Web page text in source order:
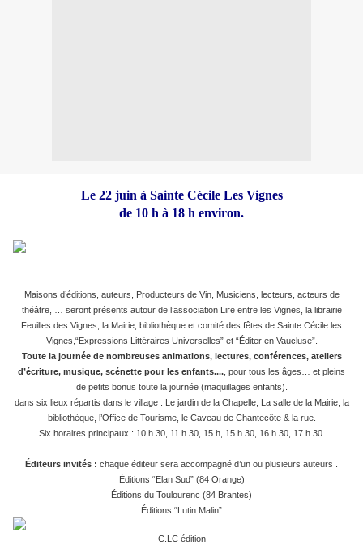
Le 22 juin à Sainte Cécile Les Vignes
de 10 h à 18 h environ.
Maisons d’éditions, auteurs, Producteurs de Vin, Musiciens, lecteurs, acteurs de
théâtre, … seront présents autour de l’association Lire entre les Vignes, la librairie
Feuilles des Vignes, la Mairie, bibliothèque et comité des fêtes de Sainte Cécile les
Vignes, “Expressions Littéraires Universelles” et “Éditer en Vaucluse”.
Toute la journée de nombreuses animations, lectures, conférences, ateliers
d’écriture, musique, scénette pour les enfants.... , pour tous les âges… et pleins
de petits bonus toute la journée (maquillages enfants).
dans six lieux répartis dans le village : Le jardin de la Chapelle, La salle de la Mairie, la
bibliothèque, l’Office de Tourisme, le Caveau de Chantecôte & la rue.
Six horaires principaux : 10 h 30, 11 h 30, 15 h, 15 h 30, 16 h 30, 17 h 30.
Éditeurs invités : chaque éditeur sera accompagné d’un ou plusieurs auteurs .
Éditions “Elan Sud” (84 Orange)
Éditions du Toulourenc (84 Brantes)
Éditions “Lutin Malin”
C.LC édition